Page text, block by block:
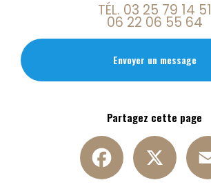
TÉL. 03 25 79 14 51
06 22 06 55 64
Envoyer un message
Partagez cette page
Facebook